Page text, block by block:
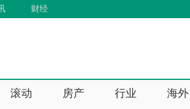
财经
滚动 房产 行业 海外